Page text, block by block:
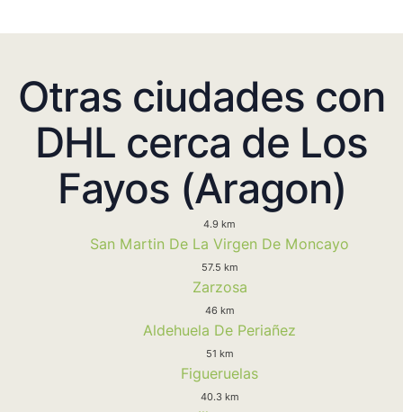
Otras ciudades con
DHL cerca de Los
Fayos (Aragon)
4.9 km
San Martin De La Virgen De Moncayo
57.5 km
Zarzosa
46 km
Aldehuela De Periañez
51 km
Figueruelas
40.3 km